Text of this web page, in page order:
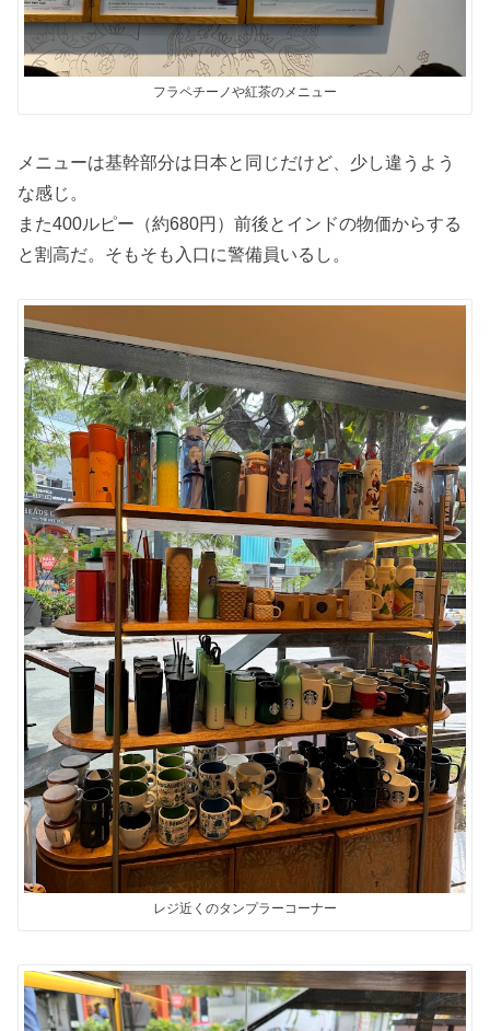
フラペチーノや紅茶のメニュー
メニューは基幹部分は日本と同じだけど、少し違うよう
な感じ。
また400ルピー（約680円）前後とインドの物価からする
と割高だ。そもそも入口に警備員いるし。
レジ近くのタンプラーコーナー